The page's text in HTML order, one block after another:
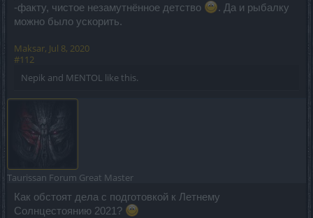
-факту, чистое незамутнённое детство
. Да и рыбалку
можно было ускорить.
Maksar, Jul 8, 2020
#112
Nepik and MENTOL like this.
Taurissan Forum Great Master
Как обстоят дела с подготовкой к Летнему
Солнцестоянию 2021?